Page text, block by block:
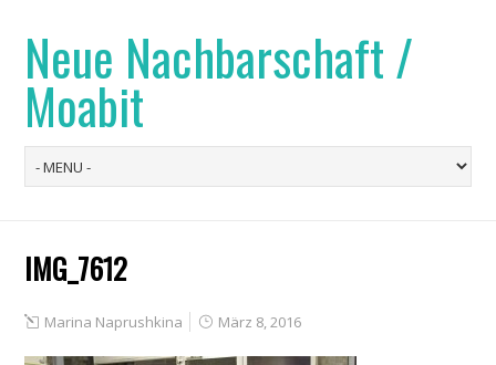
Neue Nachbarschaft /
Moabit
IMG_7612
Marina Naprushkina März 8, 2016